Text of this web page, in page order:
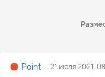
Point 21 июля 2021,